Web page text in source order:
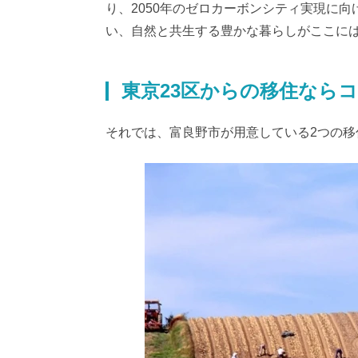
り、2050年のゼロカーボンシティ実現に
い、自然と共生する豊かな暮らしがここに
東京23区からの移住なら
それでは、富良野市が用意している2つの